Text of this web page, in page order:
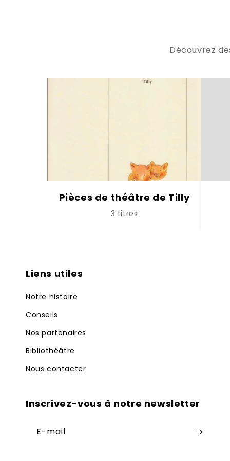
Découvrez
Pièces de théâtre de Tilly
3 titres
Liens utiles
Notre histoire
Conseils
Nos partenaires
Bibliothéâtre
Nous contacter
Inscrivez-vous à notre newsletter
E-mail